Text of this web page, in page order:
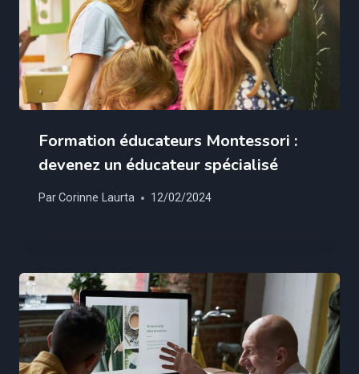
Formation éducateurs Montessori :
devenez un éducateur spécialisé
ParCorinne Laurta 12/02/2024